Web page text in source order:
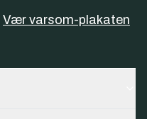
Vær varsom-plakaten